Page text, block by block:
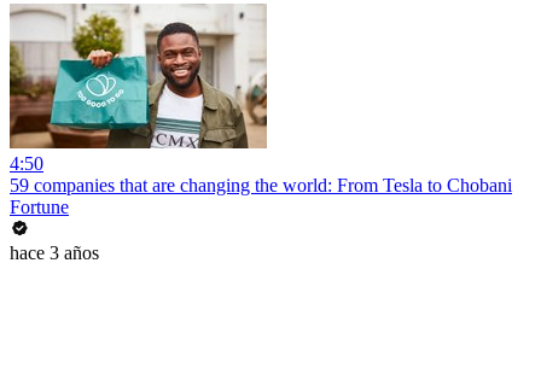
4:50
59 companies that are changing the world: From Tesla to Chobani
Fortune
hace 3 años